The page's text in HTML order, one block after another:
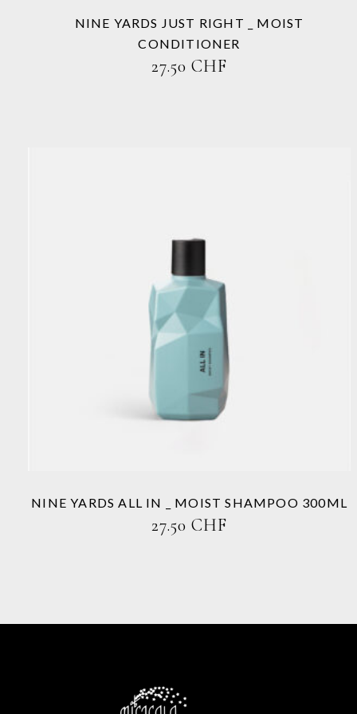
Produktseite
gewählt
werden
NINE YARDS JUST RIGHT _ MOIST
CONDITIONER
27.50CHF
Dieses
Produkt
weist
mehrere
Varianten
auf.
Die
Produktseite
gewählt
NINE YARDS ALL IN _ MOIST SHAMPOO 300ML
27.50CHF